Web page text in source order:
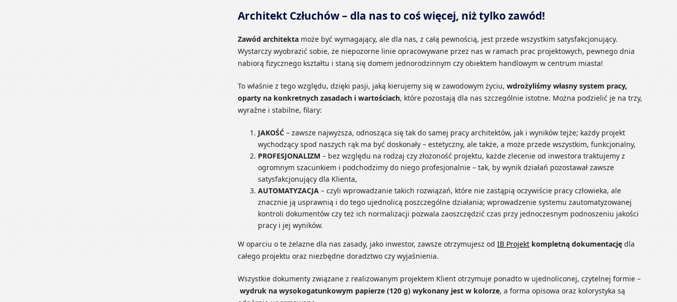
Architekt Człuchów – dla nas to coś więcej, niż tylko zawód!
Zawód architekta może być wymagający, ale dla nas, z całą pewnością, jest przede wszystkim satysfakcjonujący.
Wystarczy wyobrazić sobie, że niepozorne linie opracowywane przez nas w ramach prac projektowych, pewnego dnia
nabiorą fizycznego kształtu i staną się domem jednorodzinnym czy obiektem handlowym w centrum miasta!
To właśnie z tego względu, dzięki pasji, jaką kierujemy się w zawodowym życiu, wdrożyliśmy własny system pracy,
oparty na konkretnych zasadach i wartościach, które pozostają dla nas szczególnie istotne. Można podzielić je na trzy,
wyraźne i stabilne, filary:
JAKOŚĆ – zawsze najwyższa, odnosząca się tak do samej pracy architektów, jak i wyników tejże; każdy projekt
wychodzący spod naszych rąk ma być doskonały – estetyczny, ale także, a może przede wszystkim, funkcjonalny,
PROFESJONALIZM – bez względu na rodzaj czy złożoność projektu, każde zlecenie od inwestora traktujemy z
ogromnym szacunkiem i podchodzimy do niego profesjonalnie – tak, by wynik działań pozostawał zawsze
satysfakcjonujący dla Klienta,
AUTOMATYZACJA – czyli wprowadzanie takich rozwiązań, które nie zastąpią oczywiście pracy człowieka, ale
znacznie ją usprawnią i do tego ujednolicą poszczególne działania; wprowadzenie systemu zautomatyzowanej
kontroli dokumentów czy też ich normalizacji pozwala zaoszczędzić czas przy jednoczesnym podnoszeniu jakości
pracy i jej wyników.
W oparciu o te żelazne dla nas zasady, jako inwestor, zawsze otrzymujesz od IB Projekt kompletną dokumentację dla
całego projektu oraz niezbędne doradztwo czy wyjaśnienia.
Wszystkie dokumenty związane z realizowanym projektem Klient otrzymuje ponadto w ujednoliconej, czytelnej formie –
wydruk na wysokogatunkowym papierze (120 g) wykonany jest w kolorze, a forma opisowa oraz kolorystyka są